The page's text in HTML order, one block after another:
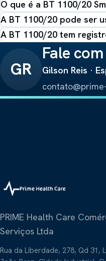
O que é a BT 1100/20
A BT 1100/20 pode ser
A BT 1100/20 tem
GR
Fale
Gilson Reis ·
PRIME Health Care
Serviços Ltda
Rua da Liberdade, 278, Qd 31,